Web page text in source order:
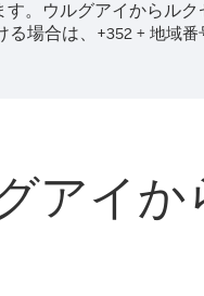
。 ウルグアイからルク
場合は、
+352+ 地域番
アイ